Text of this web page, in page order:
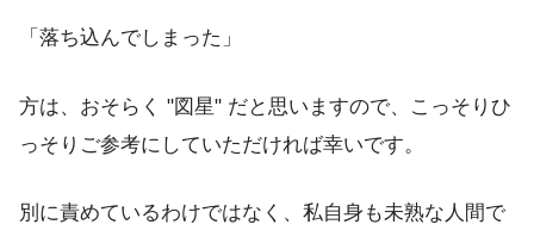
「落ち込んでしまった」
方は、おそらく "図星" だと思いますので、こっそりひ
っそりご参考にしていただければ幸いです。
別に責めているわけではなく、私自身も未熟な人間で